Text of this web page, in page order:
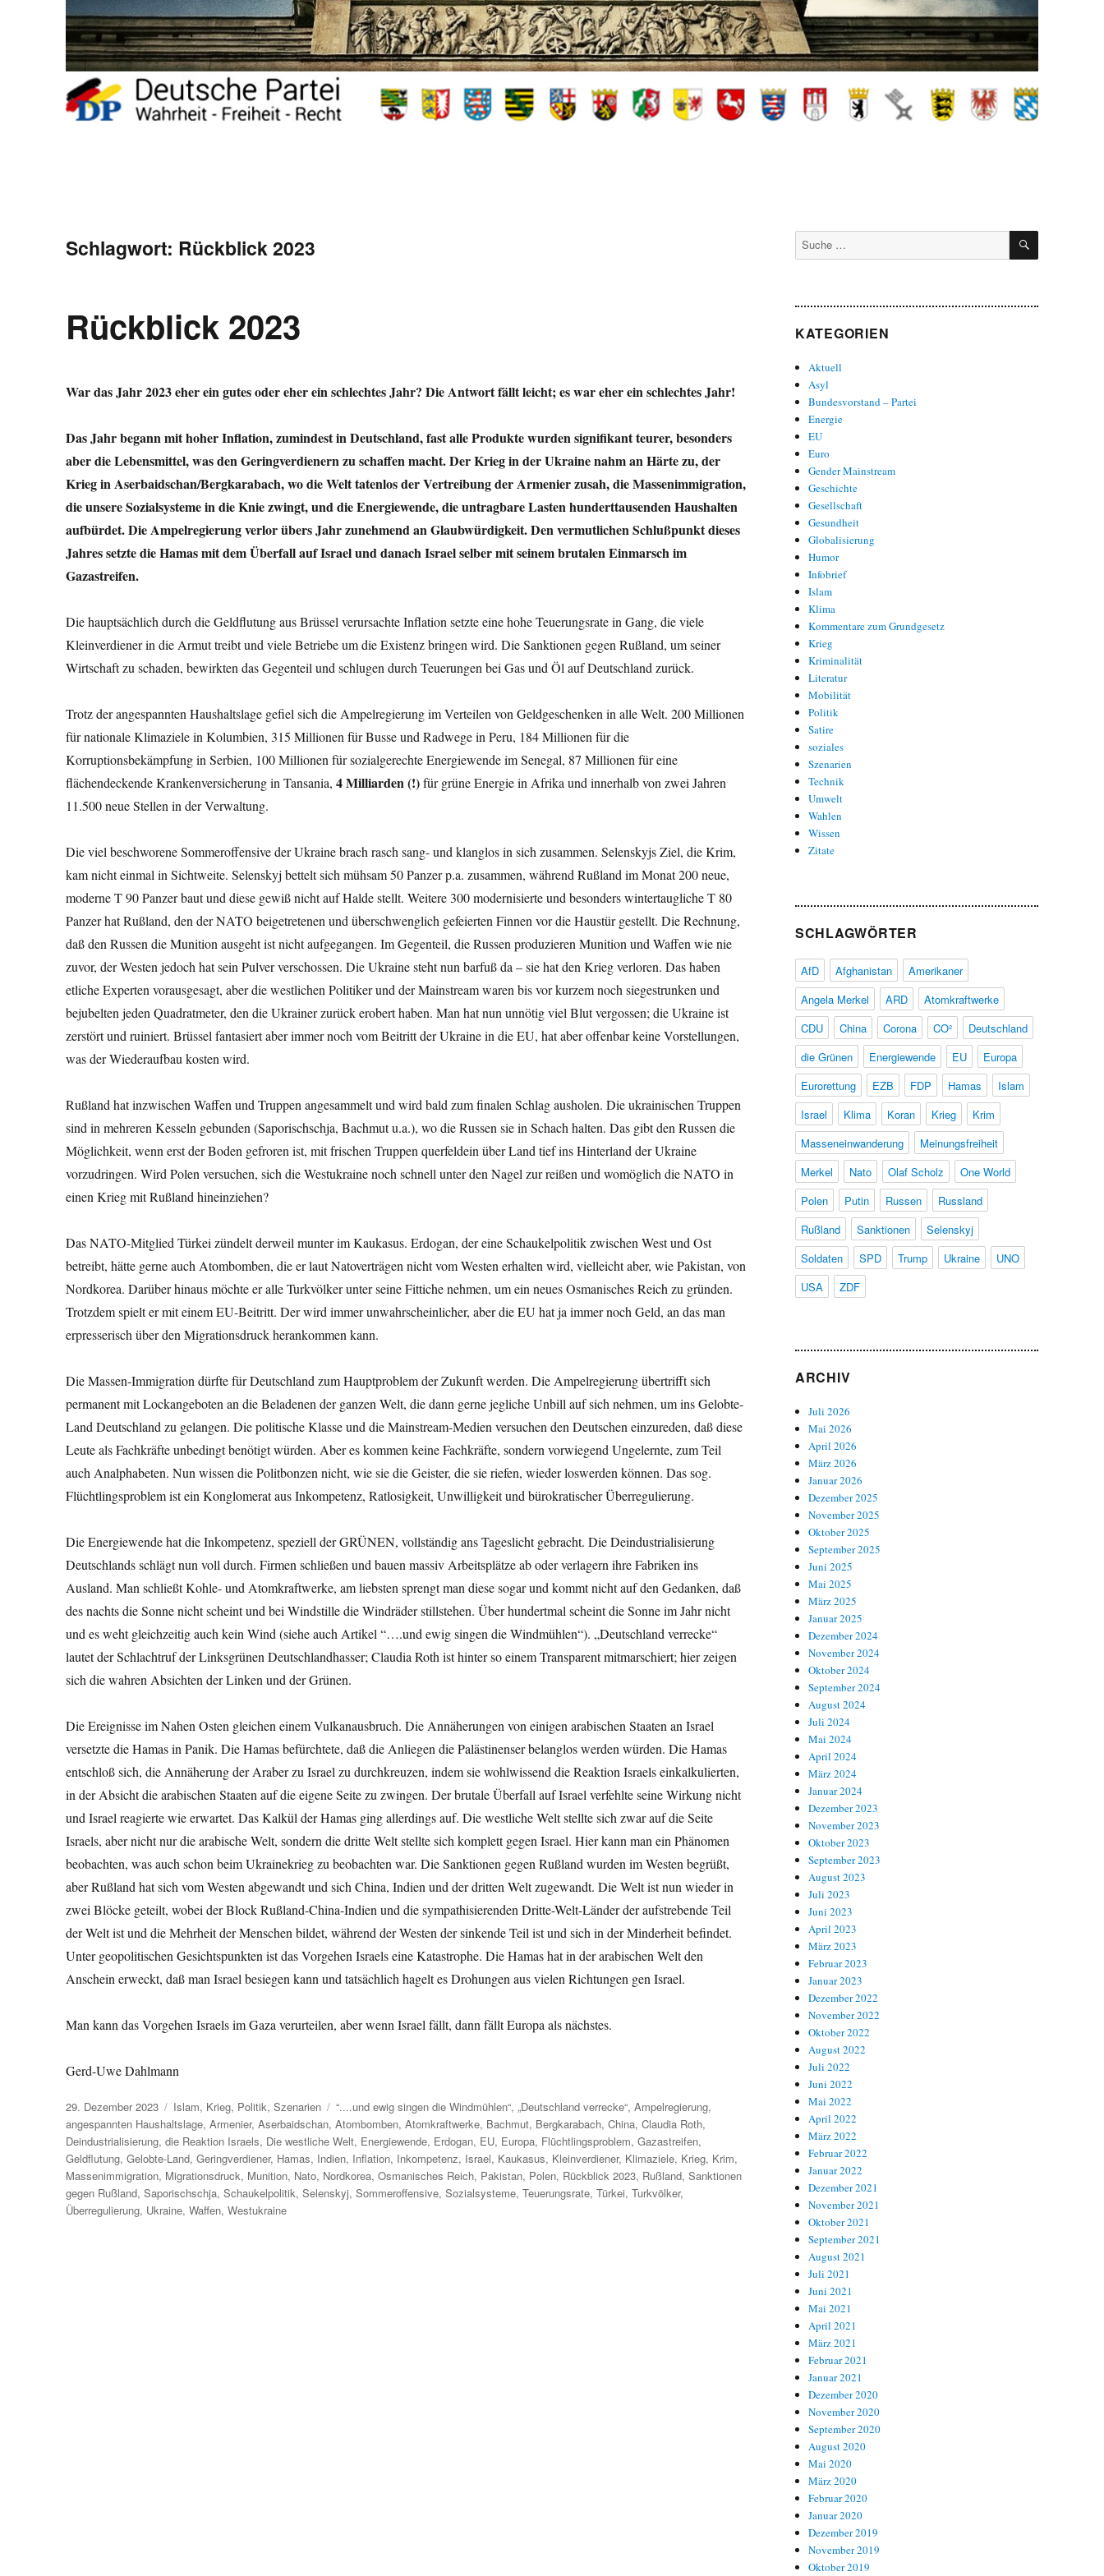
Schlagwort: Rückblick 2023
Rückblick 2023
War das Jahr 2023 eher ein gutes oder eher ein schlechtes Jahr? Die Antwort fällt leicht; es war eher ein schlechtes Jahr!
Das Jahr begann mit hoher Inflation, zumindest in Deutschland, fast alle Produkte wurden signifikant teurer, besonders
aber die Lebensmittel, was den Geringverdienern zu schaffen macht. Der Krieg in der Ukraine nahm an Härte zu, der
Krieg in Aserbaidschan/Bergkarabach, wo die Welt tatenlos der Vertreibung der Armenier zusah, die Massenimmigration,
die unsere Sozialsysteme in die Knie zwingt, und die Energiewende, die untragbare Lasten hunderttausenden Haushalten
aufbürdet. Die Ampelregierung verlor übers Jahr zunehmend an Glaubwürdigkeit. Den vermutlichen Schlußpunkt dieses
Jahres setzte die Hamas mit dem Überfall auf Israel und danach Israel selber mit seinem brutalen Einmarsch im
Gazastreifen.
Die hauptsächlich durch die Geldflutung aus Brüssel verursachte Inflation setzte eine hohe Teuerungsrate in Gang, die viele
Kleinverdiener in die Armut treibt und viele Betriebe um die Existenz bringen wird. Die Sanktionen gegen Rußland, um seiner
Wirtschaft zu schaden, bewirkten das Gegenteil und schlugen durch Teuerungen bei Gas und Öl auf Deutschland zurück.
Trotz der angespannten Haushaltslage gefiel sich die Ampelregierung im Verteilen von Geldgeschenken in alle Welt. 200 Millionen
für nationale Klimaziele in Kolumbien, 315 Millionen für Busse und Radwege in Peru, 184 Millionen für die
Korruptionsbekämpfung in Serbien, 100 Millionen für sozialgerechte Energiewende im Senegal, 87 Millionen für eine
flächendeckende Krankenversicherung in Tansania,4 Milliarden (!)für grüne Energie in Afrika und innerhalb von zwei Jahren
11.500 neue Stellen in der Verwaltung.
Die viel beschworene Sommeroffensive der Ukraine brach rasch sang- und klanglos in sich zusammen. Selenskyjs Ziel, die Krim,
kam nicht einmal in Sichtweite. Selenskyj bettelt sich mühsam 50 Panzer p.a. zusammen, während Rußland im Monat 200 neue,
moderne T 90 Panzer baut und diese gewiß nicht auf Halde stellt. Weitere 300 modernisierte und besonders wintertaugliche T 80
Panzer hat Rußland, den der NATO beigetretenen und überschwenglich gefeierten Finnen vor die Haustür gestellt. Die Rechnung,
daß den Russen die Munition ausgeht ist nicht aufgegangen. Im Gegenteil, die Russen produzieren Munition und Waffen wie nie
zuvor, der Westen jedoch hat sein Pulver verschossen. Die Ukraine steht nun barfuß da – sie hat den Krieg verloren. Das haben
etliche Experten vorausgesagt, aber die westlichen Politiker und der Mainstream waren bis vor kurzem noch siegestrunken und
bejubelten jeden Quadratmeter, den die Ukrainer zurück erobert haben. Man hat nun unnötig viel Blut vergossen; die Ukraine ist
zerstört und ruiniert. Brüssel fantasiert aber immer noch vom Beitritt der Ukraine in die EU, hat aber offenbar keine Vorstellungen,
was der Wiederaufbau kosten wird.
Rußland hat inzwischen Waffen und Truppen angesammelt und wird bald zum finalen Schlag ausholen. Die ukrainischen Truppen
sind in mehreren Kesseln gebunden (Saporischschja, Bachmut u.a.), wo die Russen sie in Schach halten. Das gibt den Russen die
Möglichkeit, wenn erst der Boden gefroren ist, mit frischen Truppen querfeldein über Land tief ins Hinterland der Ukraine
vorzudringen. Wird Polen versuchen, sich die Westukraine noch schnell unter den Nagel zur reißen und womöglich die NATO in
einen Krieg mit Rußland hineinziehen?
Das NATO-Mitglied Türkei zündelt derweil munter im Kaukasus. Erdogan, der eine Schaukelpolitik zwischen West und Ost
betreibt, hätte gerne auch Atombomben, die er laut Natoverträgen nicht vom Westen erhalten wird, vielleicht aber, wie Pakistan, von
Nordkorea. Darüber hinaus möchte er alle Turkvölker unter seine Fittiche nehmen, um ein neues Osmanisches Reich zu gründen.
Trotzdem spielt er mit einem EU-Beitritt. Der wird immer unwahrscheinlicher, aber die EU hat ja immer noch Geld, an das man
erpresserisch über den Migrationsdruck herankommen kann.
Die Massen-Immigration dürfte für Deutschland zum Hauptproblem der Zukunft werden. Die Ampelregierung übertrifft sich
permanent mit Lockangeboten an die Beladenen der ganzen Welt, die dann gerne jegliche Unbill auf sich nehmen, um ins Gelobte-
Land Deutschland zu gelangen. Die politische Klasse und die Mainstream-Medien versuchen den Deutschen einzureden, daß diese
Leute als Fachkräfte unbedingt benötigt würden. Aber es kommen keine Fachkräfte, sondern vorwiegend Ungelernte, zum Teil
auch Analphabeten. Nun wissen die Politbonzen nicht, wie sie die Geister, die sie riefen, wieder loswerden können. Das sog.
Flüchtlingsproblem ist ein Konglomerat aus Inkompetenz, Ratlosigkeit, Unwilligkeit und bürokratischer Überregulierung.
Die Energiewende hat die Inkompetenz, speziell der GRÜNEN, vollständig ans Tageslicht gebracht. Die Deindustrialisierung
Deutschlands schlägt nun voll durch. Firmen schließen und bauen massiv Arbeitsplätze ab oder verlagern ihre Fabriken ins
Ausland. Man schließt Kohle- und Atomkraftwerke, am liebsten sprengt man diese sogar und kommt nicht auf den Gedanken, daß
des nachts die Sonne nicht scheint und bei Windstille die Windräder stillstehen. Über hundertmal scheint die Sonne im Jahr nicht
und es weht gleichzeitig auch kein Wind (siehe auch Artikel “….und ewig singen die Windmühlen“). „Deutschland verrecke“
lautet der Schlachtruf der Linksgrünen Deutschlandhasser; Claudia Roth ist hinter so einem Transparent mitmarschiert; hier zeigen
sich die wahren Absichten der Linken und der Grünen.
Die Ereignisse im Nahen Osten gleichen einem Vulkanausbruch. Die Annäherungen von einigen arabischen Staaten an Israel
versetzte die Hamas in Panik. Die Hamas befürchtete, daß die Anliegen die Palästinenser belanglos werden würden. Die Hamas
entschloß sich, die Annäherung der Araber zu Israel zu durchkreuzen, indem sie wohlwissend die Reaktion Israels einkalkulierten,
in der Absicht die arabischen Staaten auf die eigene Seite zu zwingen. Der brutale Überfall auf Israel verfehlte seine Wirkung nicht
und Israel reagierte wie erwartet. Das Kalkül der Hamas ging allerdings auf. Die westliche Welt stellte sich zwar auf die Seite
Israels, aber nicht nur die arabische Welt, sondern die dritte Welt stellte sich komplett gegen Israel. Hier kann man ein Phänomen
beobachten, was auch schon beim Ukrainekrieg zu beobachten war. Die Sanktionen gegen Rußland wurden im Westen begrüßt,
aber Rußland hat sich vom Westen abgewandt und sich China, Indien und der dritten Welt zugewandt. Die Welt ist nun wieder in
zwei Blöcke geteilt, wobei der Block Rußland-China-Indien und die sympathisierenden Dritte-Welt-Länder der aufstrebende Teil
der Welt ist und die Mehrheit der Menschen bildet, während der Westen der sinkende Teil ist und sich in der Minderheit befindet.
Unter geopolitischen Gesichtspunkten ist das Vorgehen Israels eine Katastrophe. Die Hamas hat in der arabischen Welt den
Anschein erweckt, daß man Israel besiegen kann und tatsächlich hagelt es Drohungen aus vielen Richtungen gen Israel.
Man kann das Vorgehen Israels im Gaza verurteilen, aber wenn Israel fällt, dann fällt Europa als nächstes.
Gerd-Uwe Dahlmann
Veröffentlicht
am
29. Dezember 2023 Kategorien
Islam, Krieg, Politik,Szenarien Schlagwörter
“....und ewig singen die Windmühlen“,„Deutschland verrecke“,Ampelregierung,
angespannten Haushaltslage,Armenier,Aserbaidschan,Atombomben,Atomkraftwerke, Bachmut, Bergkarabach,China,Claudia Roth,
Deindustrialisierung,die Reaktion Israels, Die westliche Welt, Energiewende, Erdogan, EU, Europa, Flüchtlingsproblem,Gazastreifen,
Geldflutung,Gelobte-Land,Geringverdiener, Hamas, Indien, Inflation, Inkompetenz, Israel, Kaukasus, Kleinverdiener, Klimaziele, Krieg, Krim,
Massenimmigration, Migrationsdruck, Munition, Nato, Nordkorea,Osmanisches Reich, Pakistan, Polen, Rückblick 2023, Rußland,Sanktionen
gegen Rußland,Saporischschja,Schaukelpolitik,Selenskyj,Sommeroffensive,Sozialsysteme,Teuerungsrate,Türkei,Turkvölker,
Überregulierung, Ukraine,Waffen,Westukraine
Suche
nach:
SUCHEN
KATEGORIEN
Aktuell
Asyl
Bundesvorstand – Partei
Energie
EU
Euro
Gender Mainstream
Geschichte
Gesellschaft
Gesundheit
Globalisierung
Humor
Infobrief
Islam
Klima
Kommentare zum Grundgesetz
Krieg
Kriminalität
Literatur
Mobilität
Politik
Satire
soziales
Szenarien
Technik
Umwelt
Wahlen
Wissen
Zitate
SCHLAGWÖRTER
AfD Afghanistan
Amerikaner
Angela Merkel
ARD
Atomkraftwerke
CDU
China Corona CO²
Deutschland
die Grünen
Energiewende EU
Europa
Eurorettung
EZB FDP Hamas
Islam
Israel
Klima Koran Krieg
Krim
Masseneinwanderung
Meinungsfreiheit
Merkel
Nato Olaf Scholz
One World
Polen
Putin Russen
Russland
Rußland
Sanktionen
Selenskyj
Soldaten
SPD Trump Ukraine
UNO
USA
ZDF
ARCHIV
Juli 2026
Mai 2026
April 2026
März 2026
Januar 2026
Dezember 2025
November 2025
Oktober 2025
September 2025
Juni 2025
Mai 2025
März 2025
Januar 2025
Dezember 2024
November 2024
Oktober 2024
September 2024
August 2024
Juli 2024
Mai 2024
April 2024
März 2024
Januar 2024
Dezember 2023
November 2023
Oktober 2023
September 2023
August 2023
Juli 2023
Juni 2023
April 2023
März 2023
Februar 2023
Januar 2023
Dezember 2022
November 2022
Oktober 2022
August 2022
Juli 2022
Juni 2022
Mai 2022
April 2022
März 2022
Februar 2022
Januar 2022
Dezember 2021
November 2021
Oktober 2021
September 2021
August 2021
Juli 2021
Juni 2021
Mai 2021
April 2021
März 2021
Februar 2021
Januar 2021
Dezember 2020
November 2020
September 2020
August 2020
Mai 2020
März 2020
Februar 2020
Januar 2020
Dezember 2019
November 2019
Oktober 2019